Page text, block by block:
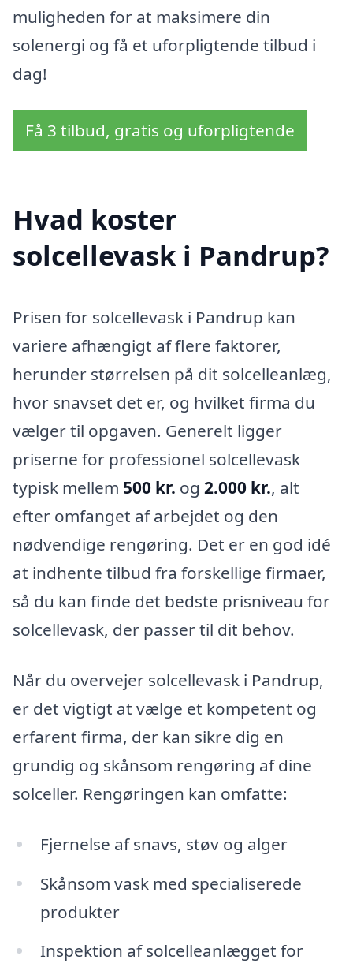
muligheden for at maksimere din
solenergi og få et uforpligtende tilbud i
dag!
Få 3 tilbud, gratis og uforpligtende
Hvad koster
solcellevask i Pandrup?
Prisen for solcellevask i Pandrup kan
variere afhængigt af flere faktorer,
herunder størrelsen på dit solcelleanlæg,
hvor snavset det er, og hvilket firma du
vælger til opgaven. Generelt ligger
priserne for professionel solcellevask
typisk mellem 500 kr. og 2.000 kr., alt
efter omfanget af arbejdet og den
nødvendige rengøring. Det er en god idé
at indhente tilbud fra forskellige firmaer,
så du kan finde det bedste prisniveau for
solcellevask, der passer til dit behov.
Når du overvejer solcellevask i Pandrup,
er det vigtigt at vælge et kompetent og
erfarent firma, der kan sikre dig en
grundig og skånsom rengøring af dine
solceller. Rengøringen kan omfatte:
Fjernelse af snavs, støv og alger
Skånsom vask med specialiserede
produkter
Inspektion af solcelleanlægget for